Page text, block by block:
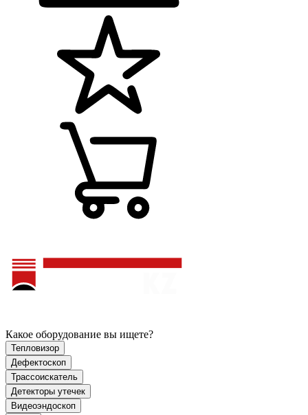
Какое оборудование вы ищете?
Тепловизор
Дефектоскоп
Трассоискатель
Детекторы утечек
Видеоэндоскоп